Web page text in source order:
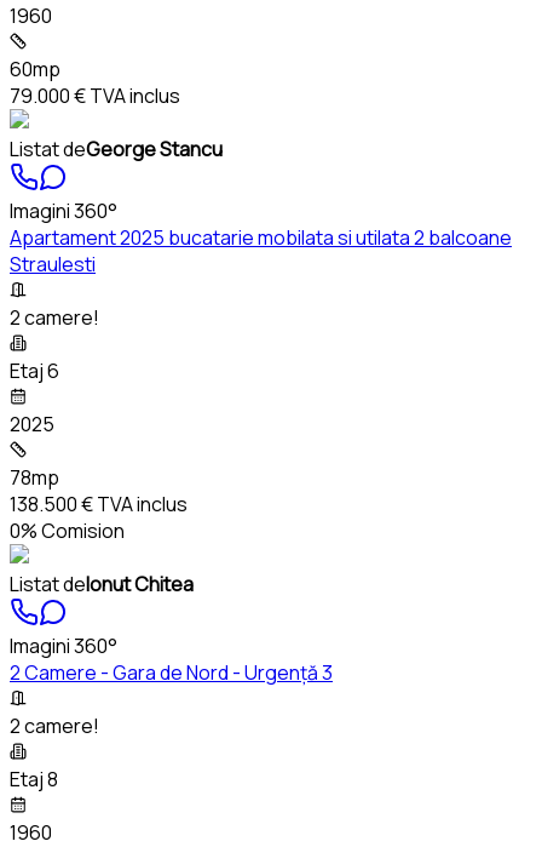
1960
60mp
79.000 €TVA inclus
Listat deGeorge Stancu
Imagini 360°
Apartament 2025 bucatarie mobilata si utilata 2 balcoane
Straulesti
2 camere!
Etaj 6
2025
78mp
138.500 €TVA inclus
0% Comision
Listat deIonut Chitea
Imagini 360°
2 Camere - Gara de Nord - Urgență 3
2 camere!
Etaj 8
1960